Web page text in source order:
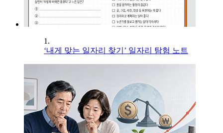
1.
‘내게 맞는 일자리 찾기’ 일자리 탐험 노트